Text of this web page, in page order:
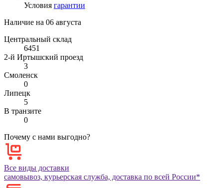
Условия гарантии
Наличие на 06 августа
Центральный склад
6451
2-й Иртышский проезд
3
Смоленск
0
Липецк
5
В транзите
0
Почему с нами выгодно?
Все виды доставки
самовывоз, курьерская служба, доставка по всей России*